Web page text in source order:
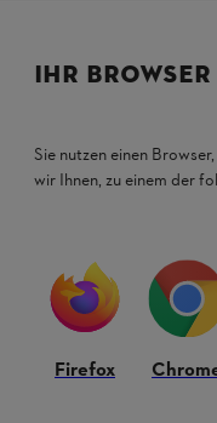
von Kletterpflanzen,
IHR
Sie nutzen einen
wir Ihnen, zu einem der
Firefox